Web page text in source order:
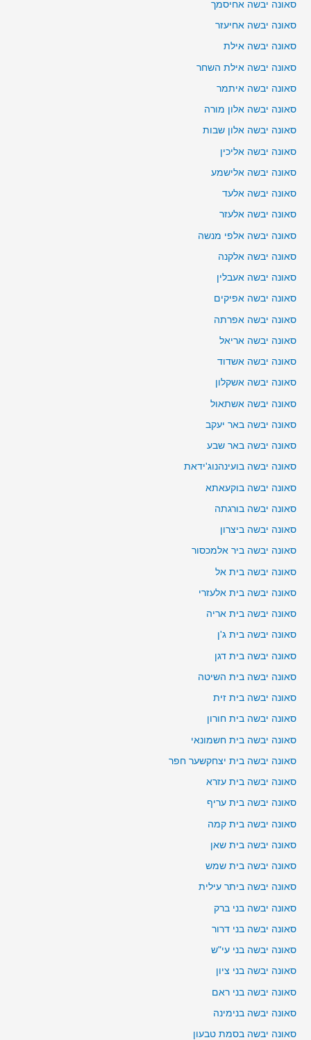
סאונה יבשה אחיסמך
סאונה יבשה אחיעזר
סאונה יבשה אילת
סאונה יבשה אילת השחר
סאונה יבשה איתמר
סאונה יבשה אלון מורה
סאונה יבשה אלון שבות
סאונה יבשה אליכין
סאונה יבשה אלישמע
סאונה יבשה אלעד
סאונה יבשה אלעזר
סאונה יבשה אלפי מנשה
סאונה יבשה אלקנה
סאונה יבשה אעבלין
סאונה יבשה אפיקים
סאונה יבשה אפרתה
סאונה יבשה אריאל
סאונה יבשה אשדוד
סאונה יבשה אשקלון
סאונה יבשה אשתאול
סאונה יבשה באר יעקב
סאונה יבשה באר שבע
סאונה יבשה בועינהנוג'ידאת
סאונה יבשה בוקעאתא
סאונה יבשה בורגתה
סאונה יבשה ביצרון
סאונה יבשה ביר אלמכסור
סאונה יבשה בית אל
סאונה יבשה בית אלעזרי
סאונה יבשה בית אריה
סאונה יבשה בית ג'ן
סאונה יבשה בית דגן
סאונה יבשה בית השיטה
סאונה יבשה בית זית
סאונה יבשה בית חורון
סאונה יבשה בית חשמונאי
סאונה יבשה בית יצחקשער חפר
סאונה יבשה בית עזרא
סאונה יבשה בית עריף
סאונה יבשה בית קמה
סאונה יבשה בית שאן
סאונה יבשה בית שמש
סאונה יבשה ביתר עילית
סאונה יבשה בני ברק
סאונה יבשה בני דרור
סאונה יבשה בני עי"ש
סאונה יבשה בני ציון
סאונה יבשה בני ראם
סאונה יבשה בנימינה
סאונה יבשה בסמת טבעון